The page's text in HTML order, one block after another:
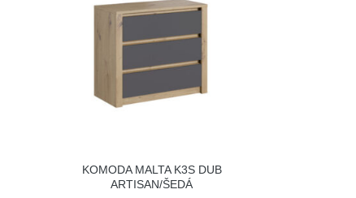
KOMODA MALTA K3S DUB
ARTISAN/ŠEDÁ